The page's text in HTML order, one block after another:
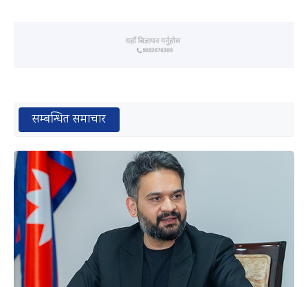
सम्बन्धित समाचार